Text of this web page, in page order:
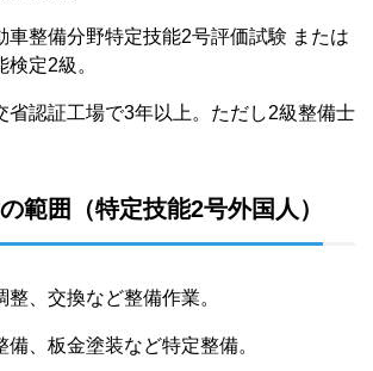
車整備分野特定技能2号評価試験 または
定2級。
省認証工場で3年以上。ただし2級整備士
範囲（特定技能2号外国人）
整、交換など整備作業。
備、板金塗装など特定整備。